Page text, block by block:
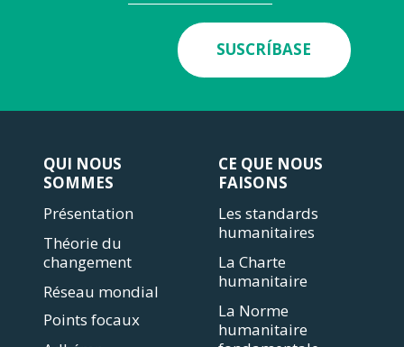
SUSCRÍBASE
QUI NOUS
SOMMES
Présentation
Théorie du
changement
Réseau mondial
Points focaux
CE QUE NOUS
FAISONS
Les standards
humanitaires
La Charte
humanitaire
La Norme
humanitaire